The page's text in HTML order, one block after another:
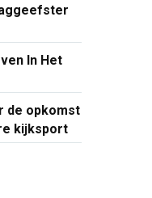
In Het
de opkomst
kijksport